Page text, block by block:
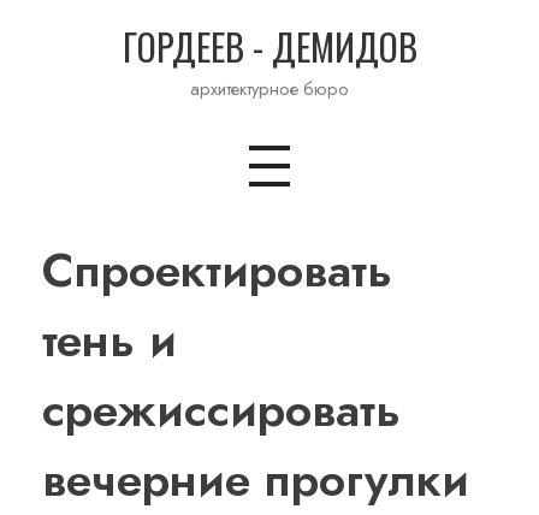
ГОРДЕЕВ - ДЕМИДОВ
архитектурное бюро
Спроектировать
тень и
срежиссировать
вечерние прогулки